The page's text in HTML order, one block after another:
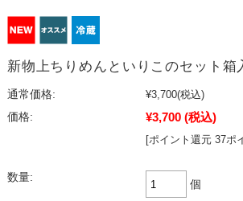
新物上ちりめんといりこのセット箱
通常価格: ¥3,700(税込)
価格:
¥3,700 (税込)
[ポイント還元 37ポ
数量:
個